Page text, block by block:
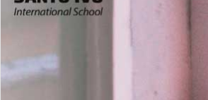
Com imersão